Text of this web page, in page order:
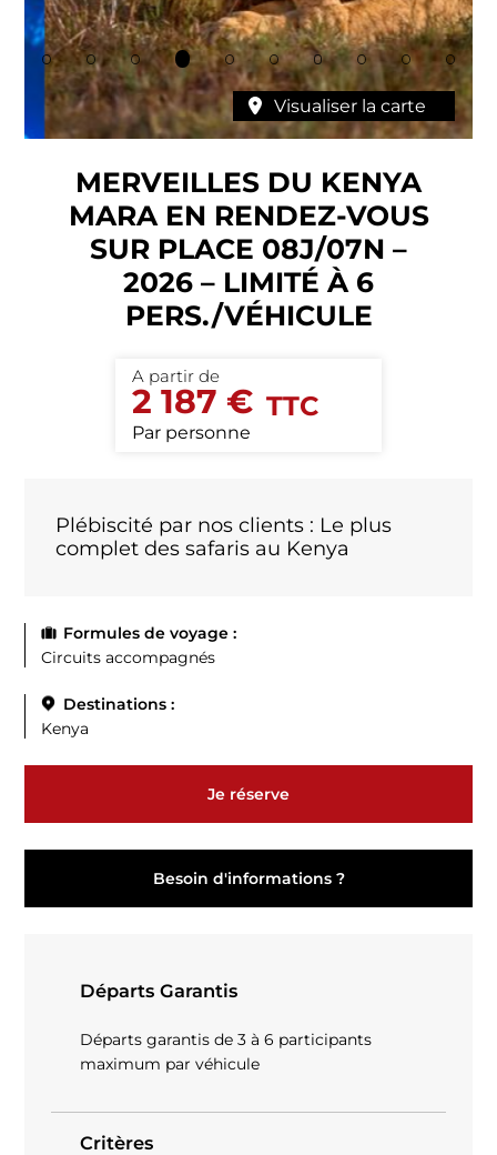
Visualiser la carte
MERVEILLES DU KENYA
MARA EN RENDEZ-VOUS
SUR PLACE 08J/07N –
2026 – LIMITÉ À 6
PERS./VÉHICULE
2 187 €
Par personne
Plébiscité par nos clients : Le plus
complet des safaris au Kenya
Formules de voyage :
Circuits accompagnés
Destinations :
Kenya
Je réserve
Besoin d'informations ?
Départs Garantis
Départs garantis de 3 à 6 participants
maximum par véhicule
Critères